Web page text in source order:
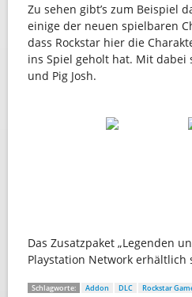
Zu sehen gibt’s zum Beispiel
einige der neuen spielbaren
dass Rockstar hier die
ins Spiel geholt hat. Mit dabei
und Pig Josh.
Das Zusatzpaket „Legenden
Playstation Network erhältlich
Schlagworte: Addon DLC
Rockstar